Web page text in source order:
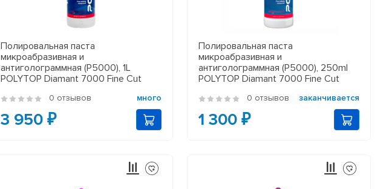
Полировальная паста
микроабразивная и
антиголограммная (P5000), 1L
POLYTOP Diamant 7000 Fine Cut
0 отзывов много
3 950 ₽
Полировальная паста
микроабразивная и
антиголограммная (P5000), 250ml
POLYTOP Diamant 7000 Fine Cut
0 отзывов заканчивается
1 300 ₽